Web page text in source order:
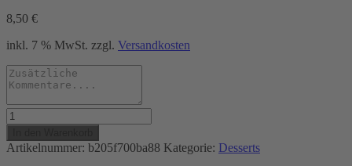
8,50 €
inkl. 7 % MwSt. zzgl. Versandkosten
Palatschinken
mit
Nutella
Menge
Artikelnummer: b205f700ba88 Kategorie: Desserts